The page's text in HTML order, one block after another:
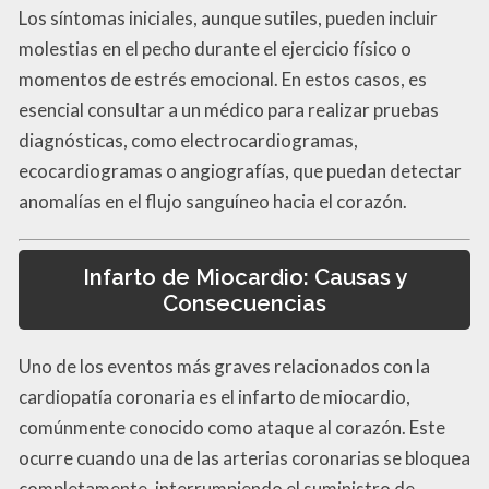
Los síntomas iniciales, aunque sutiles, pueden incluir
molestias en el pecho durante el ejercicio físico o
momentos de estrés emocional. En estos casos, es
esencial consultar a un médico para realizar pruebas
diagnósticas, como electrocardiogramas,
ecocardiogramas o angiografías, que puedan detectar
anomalías en el flujo sanguíneo hacia el corazón.
Infarto de Miocardio: Causas y
Consecuencias
Uno de los eventos más graves relacionados con la
cardiopatía coronaria es el infarto de miocardio,
comúnmente conocido como ataque al corazón. Este
ocurre cuando una de las arterias coronarias se bloquea